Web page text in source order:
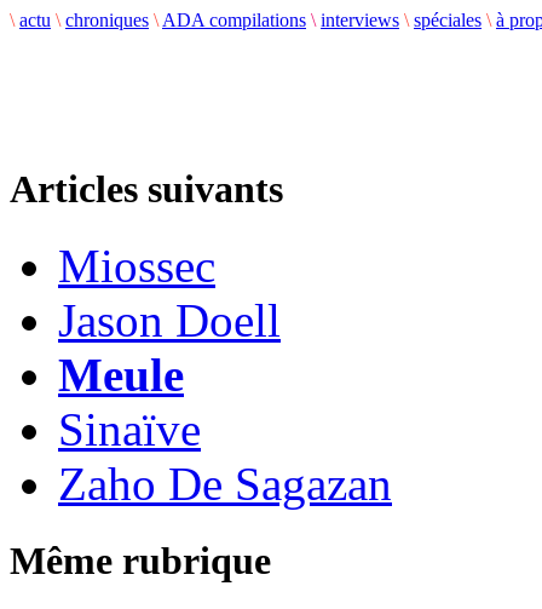
\ actu \ chroniques \ ADA compilations \ interviews \ spéciales \ à
Articles suivants
Miossec
Jason Doell
Meule
Sinaïve
Zaho De Sagazan
Même rubrique